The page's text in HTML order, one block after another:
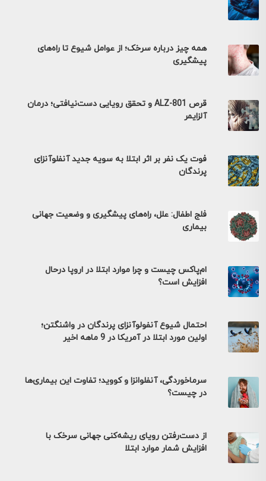
همه چیز درباره سرخک؛ از عوامل شیوع تا راه‌های
پیشگیری
قرص ALZ-801 و تحقق رویایی دست‌نیافتی؛ درمان
آلزایمر
فوت یک نفر بر اثر ابتلا به سویه جدید آنفلوآنزای
پرندگان
فلج اطفال: علل، راه‌های پیشگیری و وضعیت جهانی
بیماری
ام‌پاکس چیست و چرا موارد ابتلا در اروپا درحال
افزایش است؟
احتمال شیوع آنفولوآنزای پرندگان در واشنگتن؛
اولین مورد ابتلا در آمریکا در 9 ماهه اخیر
سرماخوردگی، آنفلوانزا و کووید؛ تفاوت این بیماری‌ها
در چیست؟
از دست‌رفتن رویای ریشه‌کنی جهانی سرخک با
افزایش شمار موارد ابتلا